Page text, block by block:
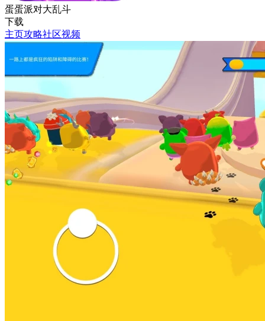
蛋蛋派对大乱斗
下载
主页攻略社区视频